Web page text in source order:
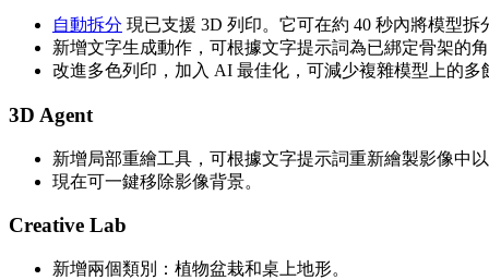
自動拆分 現已支援 3D 列印。它可在約 40 秒內將模型
新增文字生成動作，可根據文字提示詞為已綁定骨架的
改進多色列印，加入 AI 最佳化，可減少複雜模型上的
3D Agent
新增局部重繪工具，可根據文字提示詞重新繪製影像中
現在可一鍵移除影像背景。
Creative Lab
新增兩個類別：植物盆栽和桌上地形。